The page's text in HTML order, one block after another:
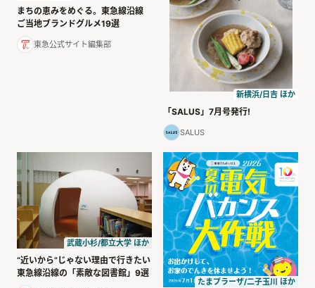
まちの恵みをめぐる。東急線沿線
ご当地ブランドグルメ19選
東急公式サイト編集部
新横浜/日吉 ほか
「SALUS」7月号発行!
SALUS
武蔵小杉/都立大学 ほか
“近いから”じゃない理由で行きたい
東急線沿線の「素敵な図書館」9選
たまプラーザ/二子玉川 ほか